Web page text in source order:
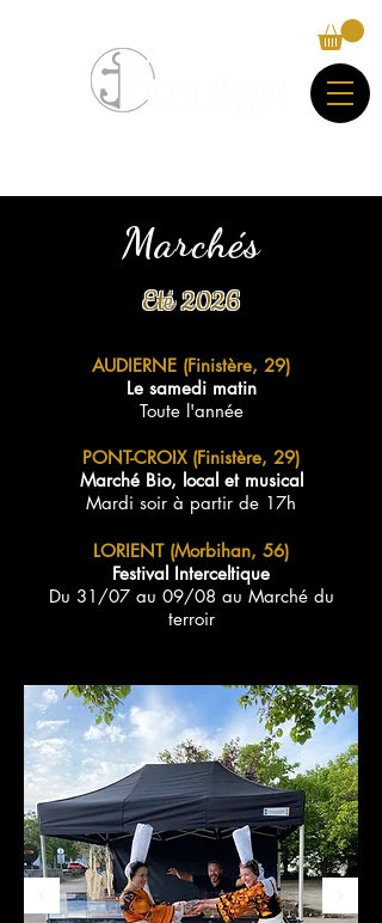
Marchés
Eté 2026
AUDIERNE (Finistère, 29)
Le samedi matin
Toute l'année
PONT-CROIX (Finistère, 29)
Marché Bio, local et musical
Mardi soir à partir de 17h
LORIENT (Morbihan, 56)
Festival Interceltique
Du 31/07 au 09/08 au Marché du
terroir